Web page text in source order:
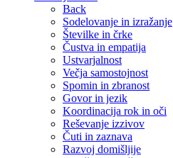
Back
Sodelovanje in izražanje
Številke in črke
Čustva in empatija
Ustvarjalnost
Večja samostojnost
Spomin in zbranost
Govor in jezik
Koordinacija rok in oči
Reševanje izzivov
Čuti in zaznava
Razvoj domišljije